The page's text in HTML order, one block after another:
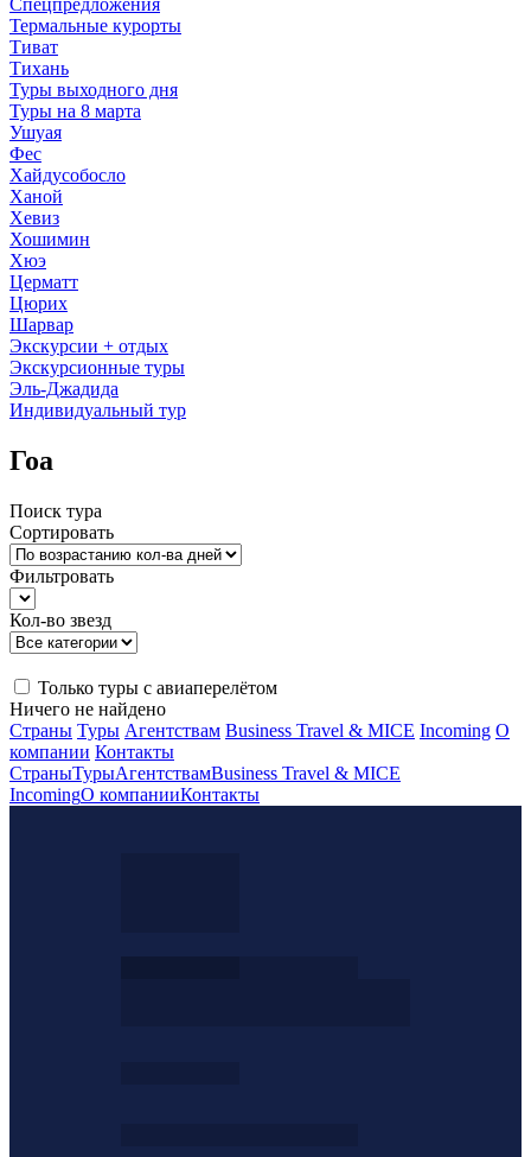
Спецпредложения
Термальные курорты
Тиват
Тихань
Туры выходного дня
Туры на 8 марта
Ушуая
Фес
Хайдусобосло
Ханой
Хевиз
Хошимин
Хюэ
Церматт
Цюрих
Шарвар
Экскурсии + отдых
Экскурсионные туры
Эль-Джадида
Индивидуальный тур
Гоа
Поиск тура
Сортировать
Фильтровать
Кол-во звезд
Только туры с авиаперелётом
Ничего не найдено
Страны Туры Агентствам Business Travel & MICE Incoming О
компании Контакты
СтраныТурыАгентствамBusiness Travel & MICE
IncomingО компанииКонтакты